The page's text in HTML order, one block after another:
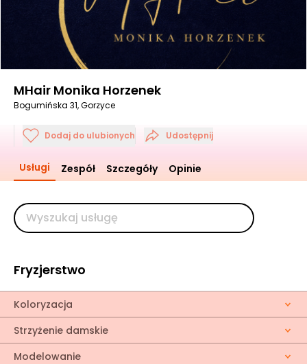
MHair Monika Horzenek
Bogumińska 31, Gorzyce
Dodaj do ulubionych Udostępnij
Usługi Zespół Szczegóły Opinie
Fryzjerstwo
Koloryzacja
Strzyżenie damskie
Modelowanie